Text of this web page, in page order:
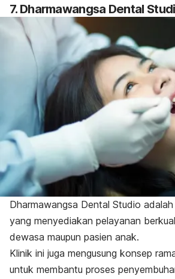
7. Dharmawangsa Dental
Dharmawangsa Dental Studio
yang menyediakan pelayanan
dewasa maupun pasien anak.
Klinik ini juga mengusung konsep
untuk membantu proses